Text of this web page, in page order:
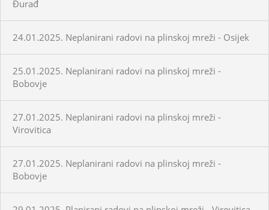
Đurađ
24.01.2025. Neplanirani radovi na plinskoj mreži - Osijek
25.01.2025. Neplanirani radovi na plinskoj mreži -
Bobovje
27.01.2025. Neplanirani radovi na plinskoj mreži -
Virovitica
27.01.2025. Neplanirani radovi na plinskoj mreži -
Bobovje